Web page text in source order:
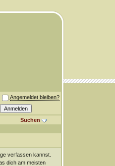
Angemeldet bleiben?
Suchen
verfassen kannst.
dich am meisten